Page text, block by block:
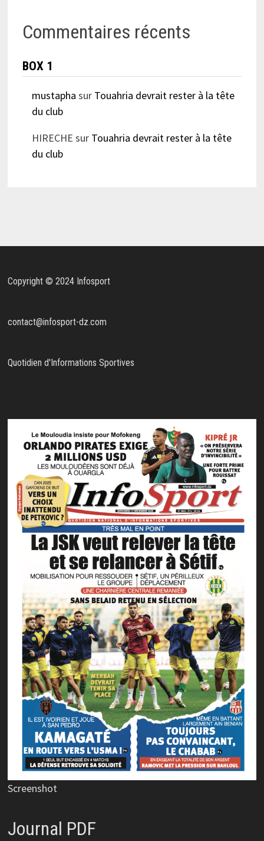
Commentaires récents
BOX 1
mustapha sur Touahria devrait rester à la tête
du club
HIRECHE sur Touahria devrait rester à la tête
du club
Copyright © 2024 Infosport
contact@infosport-dz.com
Quotidien d'Informations Sportives
Screenshot
Journal PDF